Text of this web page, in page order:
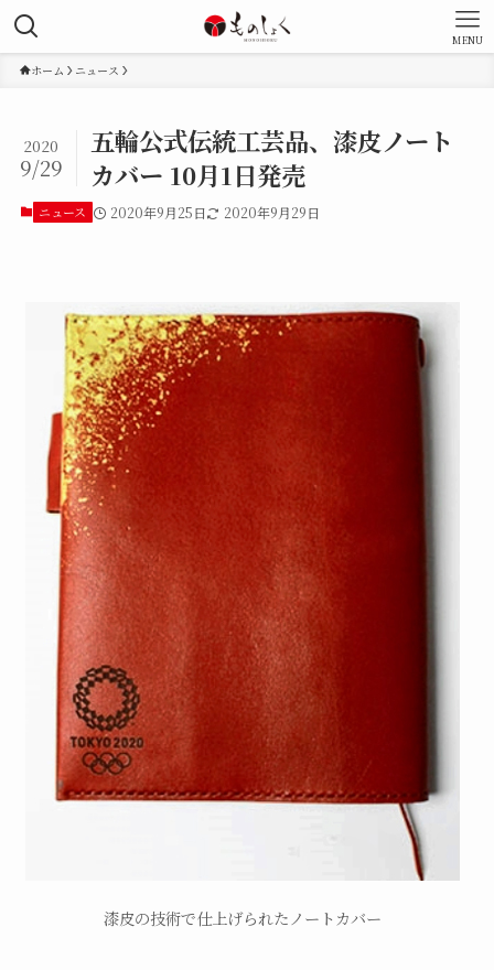
MENU
ホーム ニュース
五輪公式伝統工芸品、漆皮ノート
カバー 10月1日発売
2020
9/29
ニュース 2020年9月25日 2020年9月29日
漆皮の技術で仕上げられたノートカバー